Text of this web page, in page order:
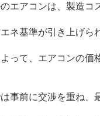
エアコンは、製造
ネ基準が引き上げ
って、エアコンの
事前に交渉を重ね